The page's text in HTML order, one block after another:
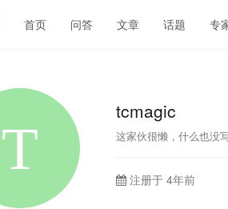
首页 问答 文章 话题 专
tcmagic
这家伙很懒，什么也没
注册于 4年前